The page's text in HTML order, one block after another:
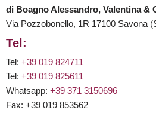
di Boagno Alessandro, Valentina &
Via Pozzobonello, 1R 17100 Savona
Tel:
Tel: +39 019 824711
Tel: +39 019 825611
Whatsapp: +39 371 3150696
Fax: +39 019 853562